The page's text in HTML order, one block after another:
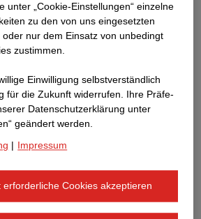
den Baustoffeinkauf für Gebäude,
zertifiziert werden,
detaillierte Selbstauskunft
sicherzustellen.
ist für uns auch der Schutz
sowie der Mitarbeitenden
Die
unsere eigenen Mitarbeitenden
unter „Cookie-Einstellungen“ einzelne
zu den von uns eingesetzten
nur dem Einsatz von unbedingt
zustimmen.
Einwilligung selbstverständlich
für die Zukunft widerrufen. Ihre Prä­fe­
Datenschutzerklärung unter
geändert werden.
Impressum
erforderliche Cookies akzeptieren